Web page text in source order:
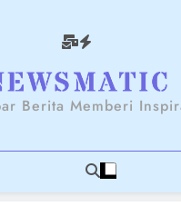
Berita Memberi